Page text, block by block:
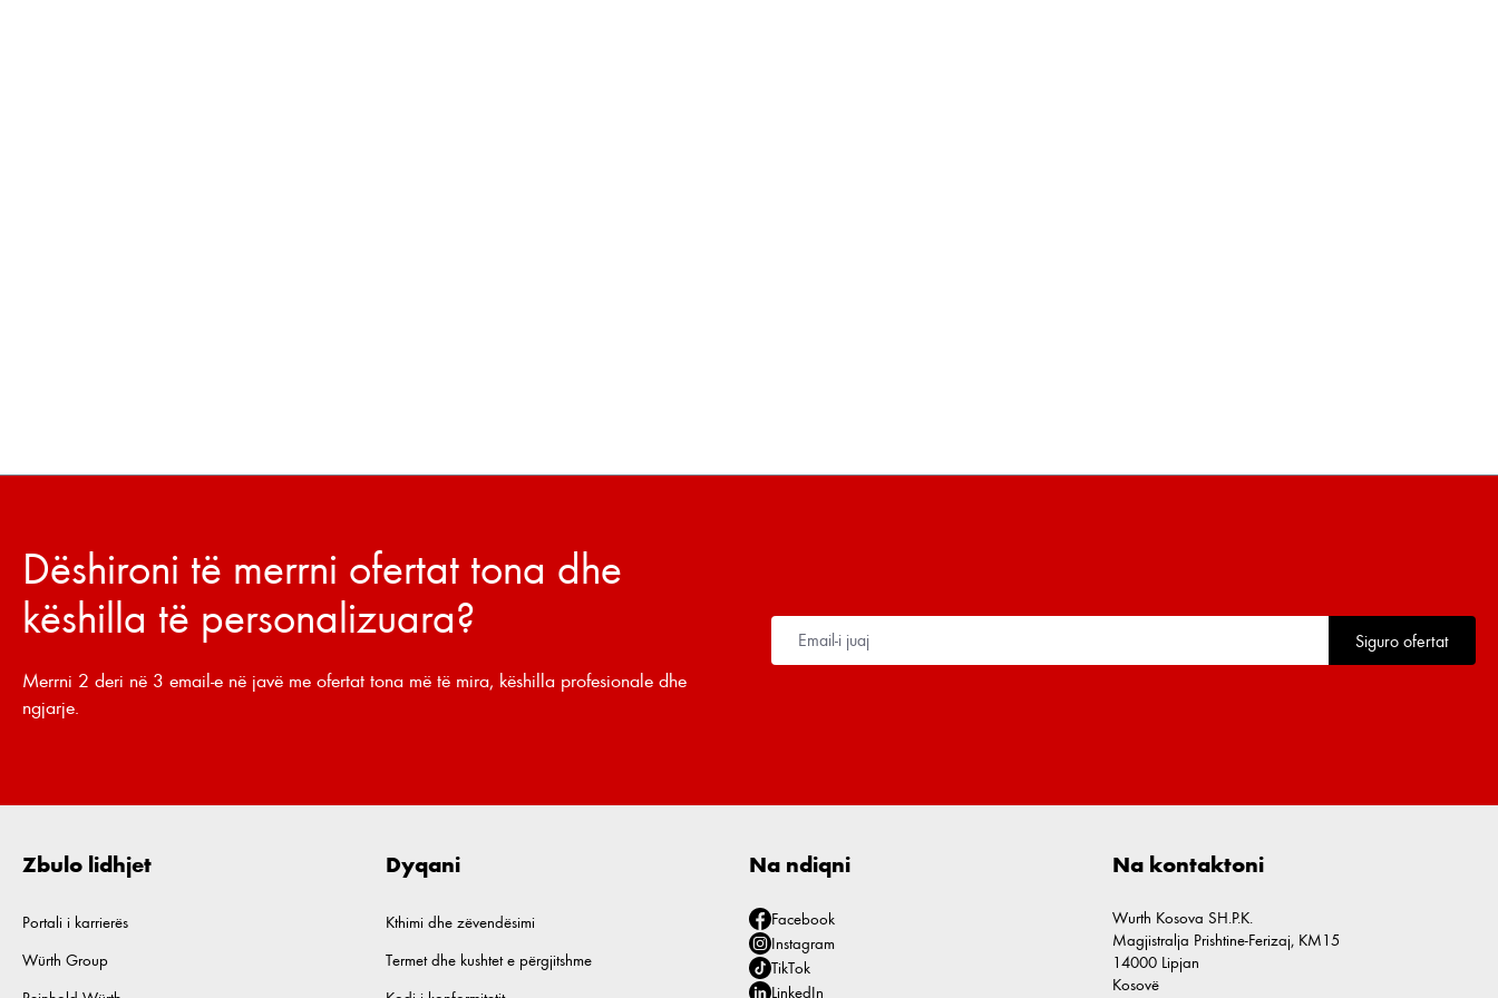
Dëshironi të merrni ofertat tona dhe
këshilla të personalizuara?
Merrni 2 deri në 3 email-e në javë me ofertat tona më të mira, këshilla profesionale dhe
ngjarje.
Siguro ofertat
Zbulo lidhjet
Portali i karrierës
Würth Group
Dyqani
Kthimi dhe zëvendësimi
Termet dhe kushtet e përgjitshme
Na ndiqni
Facebook
Instagram
TikTok
LinkedIn
Na kontaktoni
Wurth Kosova SH.P.K.
Magjistralja Prishtine-Ferizaj, KM15
14000 Lipjan
Kosovë